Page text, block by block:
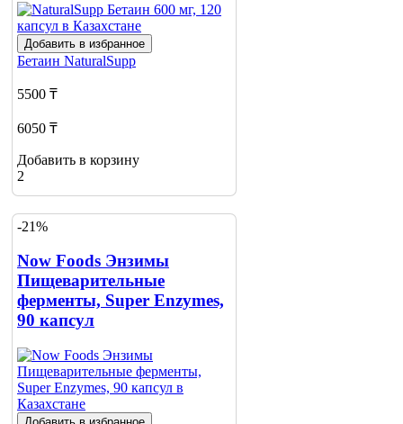
Добавить в избранное
Бетаин NaturalSupp
5500 ₸
6050 ₸
Добавить в корзину
2
-21%
Now Foods Энзимы
Пищеварительные
ферменты, Super Enzymes,
90 капсул